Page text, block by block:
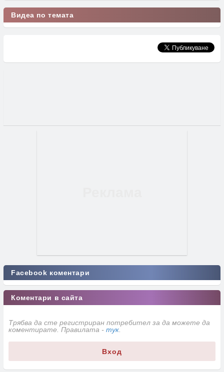
Видеа по темата
Facebook коментари
Коментари в сайта
Трябва да сте регистриран потребител за да можете да
коментирате. Правилата - тук
Вход